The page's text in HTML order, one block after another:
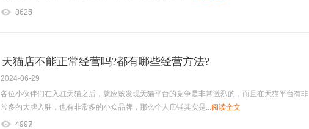
8625
天猫店不能正常经营吗?都有哪些经营方法?
2024-06-29
各位小伙伴们在入驻天猫之后，就应该发现天猫平台的竞争是非常激烈的，而且在天猫平台有非
常多的大牌入驻，也有非常多的小众品牌，那么个人店铺其实是...阅读全文
4997